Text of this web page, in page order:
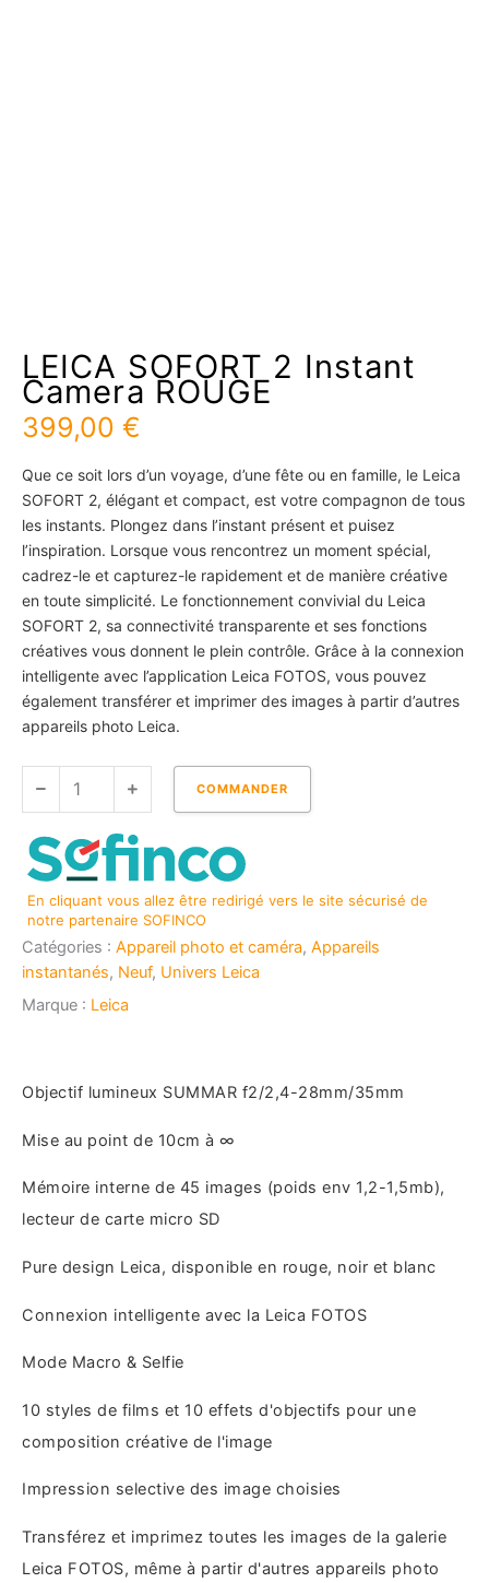
LEICA SOFORT 2 Instant
Camera ROUGE
399,00 €
Que ce soit lors d’un voyage, d’une fête ou en famille, le Leica
SOFORT 2, élégant et compact, est votre compagnon de tous
les instants. Plongez dans l’instant présent et puisez
l’inspiration. Lorsque vous rencontrez un moment spécial,
cadrez-le et capturez-le rapidement et de manière créative
en toute simplicité. Le fonctionnement convivial du Leica
SOFORT 2, sa connectivité transparente et ses fonctions
créatives vous donnent le plein contrôle. Grâce à la connexion
intelligente avec l’application Leica FOTOS, vous pouvez
également transférer et imprimer des images à partir d’autres
appareils photo Leica.
SOFORT
2
Instant
Camera
ROUGE
COMMANDER
En cliquant vous allez être redirigé vers le site sécurisé de
notre partenaire SOFINCO
Catégories : Appareil photo et caméra, Appareils
instantanés, Neuf, Univers Leica
Marque : Leica
Objectif lumineux SUMMAR f2/2,4-28mm/35mm
Mise au point de 10cm à ∞
Mémoire interne de 45 images (poids env 1,2-1,5mb),
lecteur de carte micro SD
Pure design Leica, disponible en rouge, noir et blanc
Connexion intelligente avec la Leica FOTOS
Mode Macro & Selfie
10 styles de films et 10 effets d'objectifs pour une
composition créative de l'image
Impression selective des image choisies
Transférez et imprimez toutes les images de la galerie
Leica FOTOS, même à partir d'autres appareils photo